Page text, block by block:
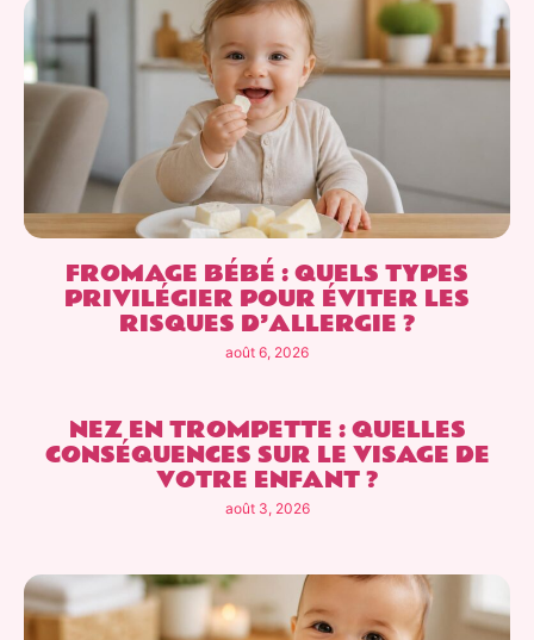
FROMAGE BÉBÉ : QUELS TYPES
PRIVILÉGIER POUR ÉVITER LES
RISQUES D’ALLERGIE ?
août 6, 2026
NEZ EN TROMPETTE : QUELLES
CONSÉQUENCES SUR LE VISAGE DE
VOTRE ENFANT ?
août 3, 2026